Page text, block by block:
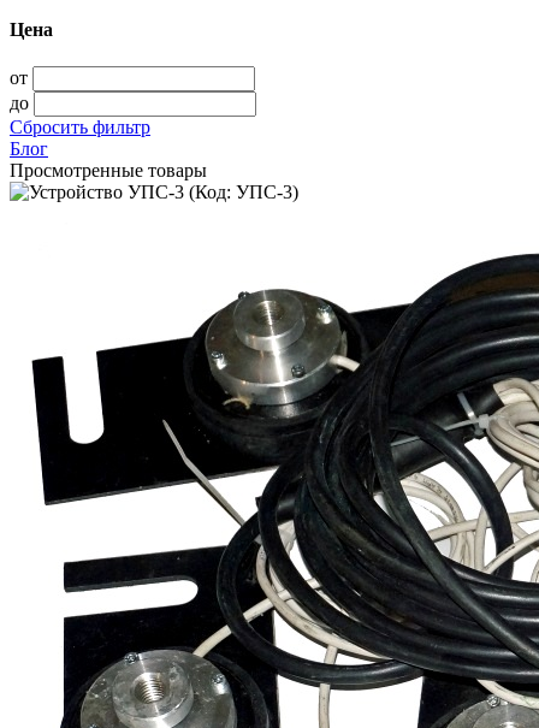
Цена
от
до
Сбросить фильтр
Блог
Просмотренные товары